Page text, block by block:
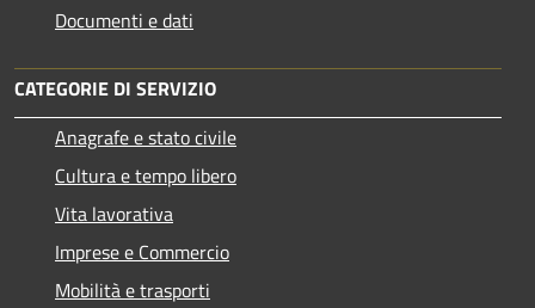
Documenti e dati
CATEGORIE DI SERVIZIO
Anagrafe e stato civile
Cultura e tempo libero
Vita lavorativa
Imprese e Commercio
Mobilità e trasporti